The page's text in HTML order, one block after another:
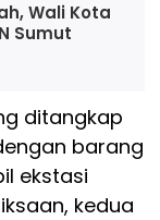
Wali Kota
Sumut
ditangkap
barang
ekstasi
kedua